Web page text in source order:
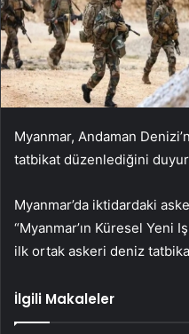
Myanmar, Andaman
tatbikat düzenlediğini
Myanmar’da iktidardaki
“Myanmar’ın Küresel Yeni
ilk ortak askeri deniz
İlgili Makaleler